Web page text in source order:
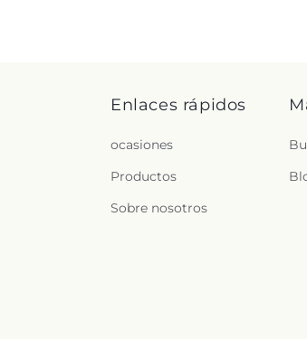
Enlaces rápidos
ocasiones
Productos
Sobre nosotros